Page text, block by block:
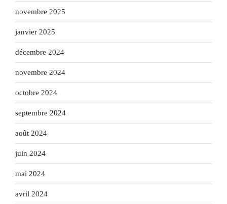
novembre 2025
janvier 2025
décembre 2024
novembre 2024
octobre 2024
septembre 2024
août 2024
juin 2024
mai 2024
avril 2024